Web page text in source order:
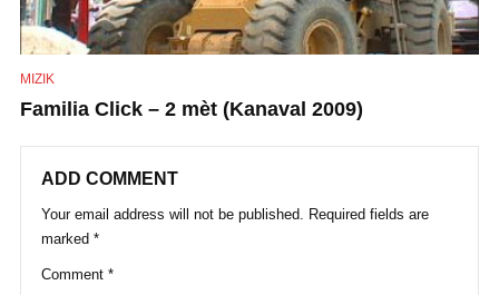
MIZIK
Familia Click – 2 mèt (Kanaval 2009)
ADD COMMENT
Your email address will not be published. Required fields are
marked *
Comment *